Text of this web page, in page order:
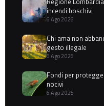
incendi boschivi
6 Ago 2026
Chi ama non
gesto illegale
6 Ago 2026
Fondi per
nocivi
6 Ago 2026